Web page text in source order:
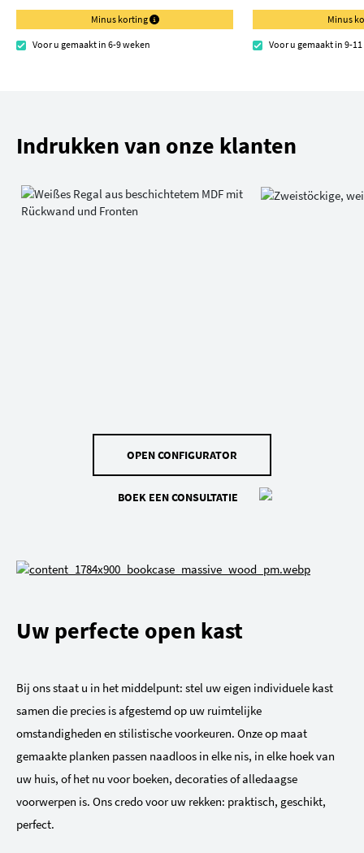
Minus korting
Voor u gemaakt in 6-9 weken
Minus
Voor u gemaakt in 9-
Indrukken van onze klanten
OPEN CONFIGURATOR
BOEK EEN CONSULTATIE
Uw perfecte open kast
Bij ons staat u in het middelpunt: stel uw eigen individuele kast
samen die precies is afgestemd op uw ruimtelijke
omstandigheden en stilistische voorkeuren. Onze op maat
gemaakte planken passen naadloos in elke nis, in elke hoek van
uw huis, of het nu voor boeken, decoraties of alledaagse
voorwerpen is. Ons credo voor uw rekken: praktisch, geschikt,
perfect.